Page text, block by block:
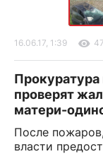
16.06.17, 1:39
Прокуратура
проверят
матери-
После
власти